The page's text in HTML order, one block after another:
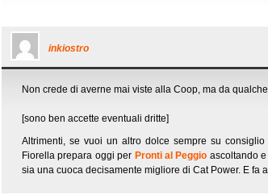
inkiostro
Non crede di averne mai viste alla Coop, ma da
[sono ben accette eventuali dritte]
Altrimenti, se vuoi un altro dolce sempre su
Fiorella prepara oggi per Pronti al Peggio ascoltando
sia una cuoca decisamente migliore di Cat Power. E fa